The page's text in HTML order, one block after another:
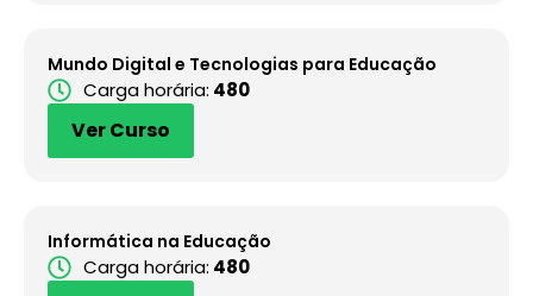
Mundo Digital e Tecnologias para Educação
Carga horária: 480
Ver Curso
Informática na Educação
Carga horária: 480